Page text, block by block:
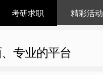
专业的平台
考研求职 精彩活动